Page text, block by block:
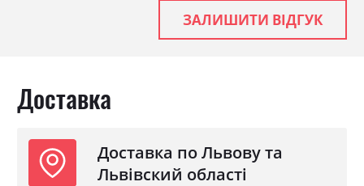
ЗАЛИШИТИ ВІДГУК
Доставка
Доставка по Львову та
Львівский області